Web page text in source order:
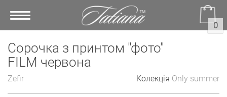
Toggle
0
Сорочка з принтом "фото"
FILM червона
Zefir Колекція Only summer